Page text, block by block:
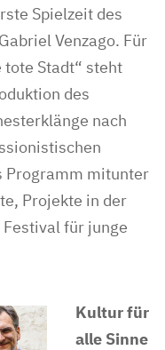
Spielzeit des
Venzago. Für
tote Stadt“ steht
des
nach
Programm mitunter
Projekte in der
Festival für junge
Kultur für
alle Sinne